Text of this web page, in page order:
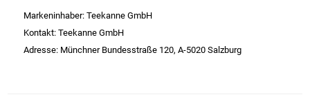
Haarkosmetik
Markeninhaber: Teekanne GmbH
Kontakt: Teekanne GmbH
Adresse: Münchner Bundesstraße 120, A-5020 Salzburg